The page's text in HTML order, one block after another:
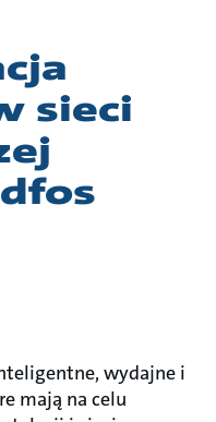
sieci
wydajne i
mają na celu